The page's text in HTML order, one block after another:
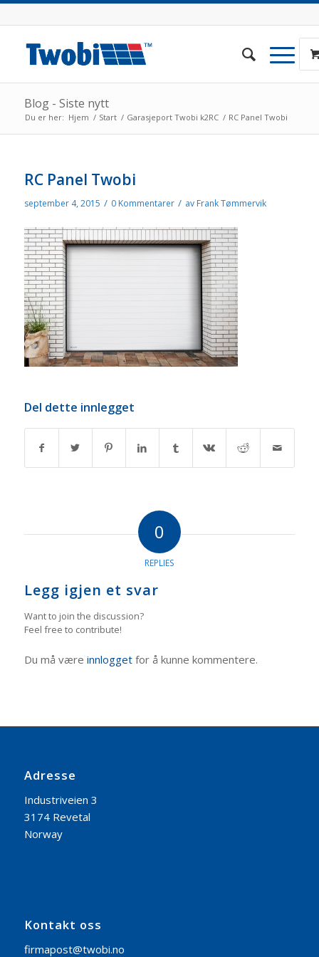
Blog - Siste nytt
Du er her: Hjem / Start / Garasjeport Twobi k2RC / RC Panel Twobi
RC Panel Twobi
september 4, 2015 / 0 Kommentarer / av Frank Tømmervik
Del dette innlegget
0
REPLIES
Legg igjen et svar
Want to join the discussion?
Feel free to contribute!
Du må være innloggetfor å kunne kommentere.
Adresse
Industriveien 3
3174 Revetal
Norway
Kontakt oss
firmapost@twobi.no